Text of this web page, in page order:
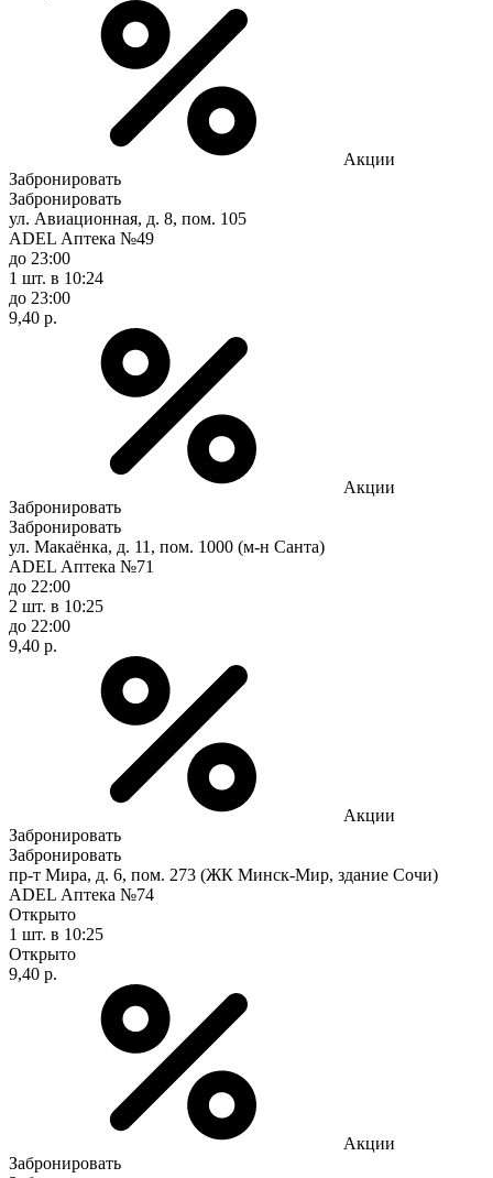
Акции
Забронировать
Забронировать
ул. Авиационная, д. 8, пом. 105
ADEL Аптека №49
до 23:00
1 шт. в 10:24
до 23:00
9,40 р.
Акции
Забронировать
Забронировать
ул. Макаёнка, д. 11, пом. 1000 (м-н Санта)
ADEL Аптека №71
до 22:00
2 шт. в 10:25
до 22:00
9,40 р.
Акции
Забронировать
Забронировать
пр-т Мира, д. 6, пом. 273 (ЖК Минск-Мир, здание Сочи)
ADEL Аптека №74
Открыто
1 шт. в 10:25
Открыто
9,40 р.
Акции
Забронировать